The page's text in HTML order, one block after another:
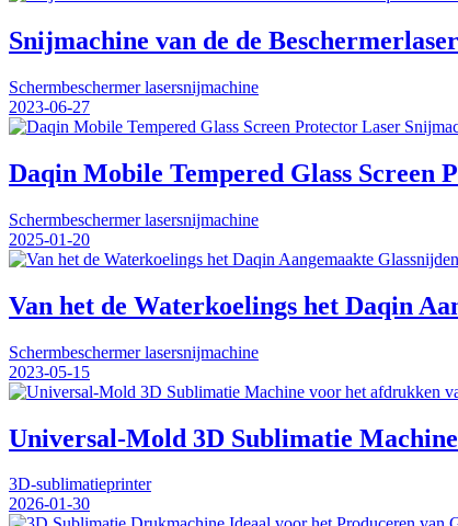
Snijmachine van de de
Schermbeschermer lasersnijmachine
2023-06-27
Daqin Mobile Tempered Glass Screen
Schermbeschermer lasersnijmachine
2025-01-20
Van het de Waterkoelings het Daqin
Schermbeschermer lasersnijmachine
2023-05-15
Universal-Mold 3D Sublimatie
3D-sublimatieprinter
2026-01-30